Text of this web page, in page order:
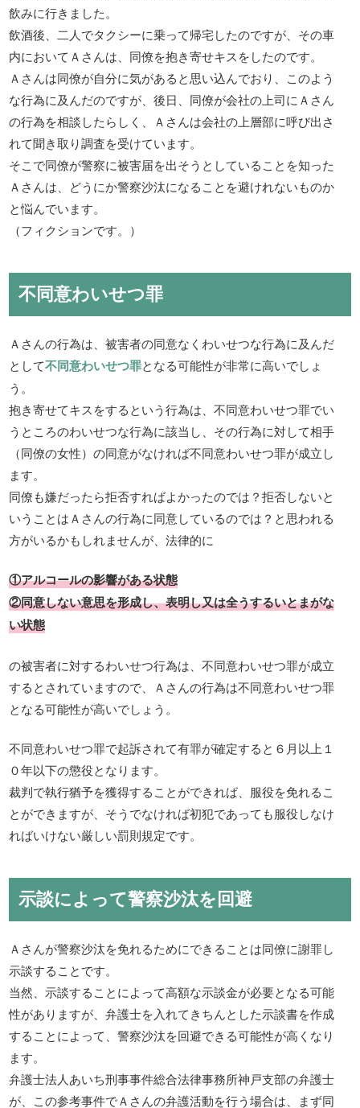
飲みに行きました。
飲酒後、二人でタクシーに乗って帰宅したのですが、その車
内においてＡさんは、同僚を抱き寄せキスをしたのです。
Ａさんは同僚が自分に気があると思い込んでおり、このよう
な行為に及んだのですが、後日、同僚が会社の上司にＡさん
の行為を相談したらしく、Ａさんは会社の上層部に呼び出さ
れて聞き取り調査を受けています。
そこで同僚が警察に被害届を出そうとしていることを知った
Ａさんは、どうにか警察沙汰になることを避けれないものか
と悩んでいます。
（フィクションです。）
不同意わいせつ罪
Ａさんの行為は、被害者の同意なくわいせつな行為に及んだ
として不同意わいせつ罪となる可能性が非常に高いでしょ
う。
抱き寄せてキスをするという行為は、不同意わいせつ罪でい
うところのわいせつな行為に該当し、その行為に対して相手
（同僚の女性）の同意がなければ不同意わいせつ罪が成立し
ます。
同僚も嫌だったら拒否すればよかったのでは？拒否しないと
いうことはＡさんの行為に同意しているのでは？と思われる
方がいるかもしれませんが、法律的に
①アルコールの影響がある状態
②同意しない意思を形成し、表明し又は全うするいとまがな
い状態
の被害者に対するわいせつ行為は、不同意わいせつ罪が成立
するとされていますので、Ａさんの行為は不同意わいせつ罪
となる可能性が高いでしょう。
不同意わいせつ罪で起訴されて有罪が確定すると６月以上１
０年以下の懲役となります。
裁判で執行猶予を獲得することができれば、服役を免れるこ
とができますが、そうでなければ初犯であっても服役しなけ
ればいけない厳しい罰則規定です。
示談によって警察沙汰を回避
Ａさんが警察沙汰を免れるためにできることは同僚に謝罪し
示談することです。
当然、示談することによって高額な示談金が必要となる可能
性がありますが、弁護士を入れてきちんとした示談書を作成
することによって、警察沙汰を回避できる可能性が高くなり
ます。
弁護士法人あいち刑事事件総合法律事務所神戸支部の弁護士
が、この参考事件でＡさんの弁護活動を行う場合は、まず同